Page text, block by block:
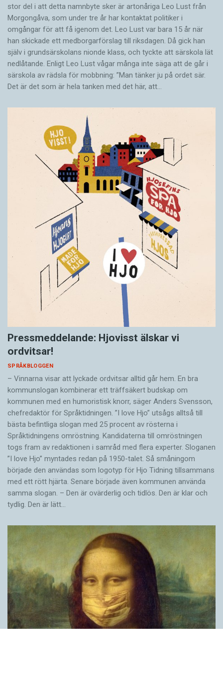
stor del i att detta namnbyte sker är artonåriga Leo Lust från
Morgongåva, som under tre år har kontaktat politiker i
omgångar för att få igenom det. Leo Lust var bara 15 år när
han skickade ett medborgarförslag till riksdagen. Då gick han
själv i grundsärskolans nionde klass, och tyckte att särskola lät
nedlåtande. Enligt Leo Lust vågar många inte säga att de går i
särskola av rädsla för mobbning: ”Man tänker ju på ordet sär.
Det är det som är hela tanken med det här, att…
Pressmeddelande: Hjovisst älskar vi
ordvitsar!
SPRÅKBLOGGEN
– Vinnarna visar att lyckade ordvitsar alltid går hem. En bra
kommunslogan kombinerar ett träffsäkert budskap om
kommunen med en humoristisk knorr, säger Anders Svensson,
chefredaktör för Språktidningen. ”I love Hjo” utsågs alltså till
bästa befintliga slogan med 25 procent av rösterna i
Språktidningens omröstning. Kandidaterna till omröstningen
togs fram av redaktionen i samråd med flera experter. Sloganen
”I love Hjo” myntades redan på 1950-talet. Så småningom
började den användas som logotyp för Hjo Tidning tillsammans
med ett rött hjärta. Senare började även kommunen använda
samma slogan. – Den är ovärderlig och tidlös. Den är klar och
tydlig. Den är lätt…